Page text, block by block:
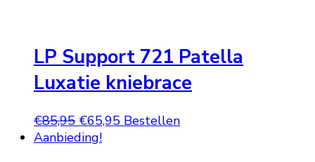
LP Support 721 Patella
Luxatie kniebrace
€85,95 Oorspronkelijke
prijs
€65,95 Huidige
Bestellen
Aanbieding!